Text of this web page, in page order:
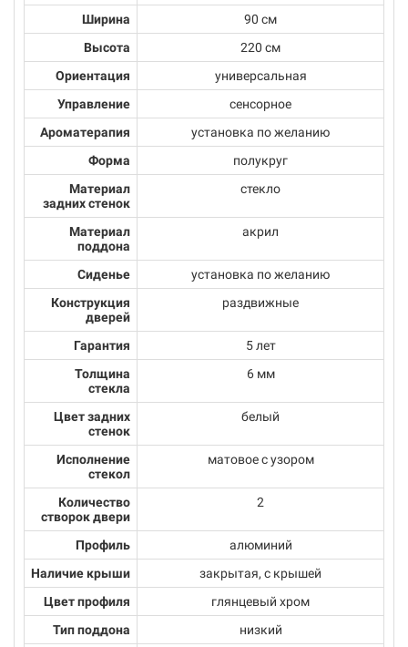
Ширина
90 см
Высота
220 см
Ориентация
универсальная
Управление
сенсорное
Ароматерапия
установка по желанию
Форма
полукруг
Материал
задних стенок
стекло
Материал
поддона
акрил
Сиденье
установка по желанию
Конструкция
дверей
раздвижные
Гарантия
5 лет
Толщина
стекла
6 мм
Цвет задних
стенок
белый
Исполнение
стекол
матовое с узором
Количество
створок двери
2
Профиль
алюминий
Наличие крыши
закрытая, с крышей
Цвет профиля
глянцевый хром
Тип поддона
низкий